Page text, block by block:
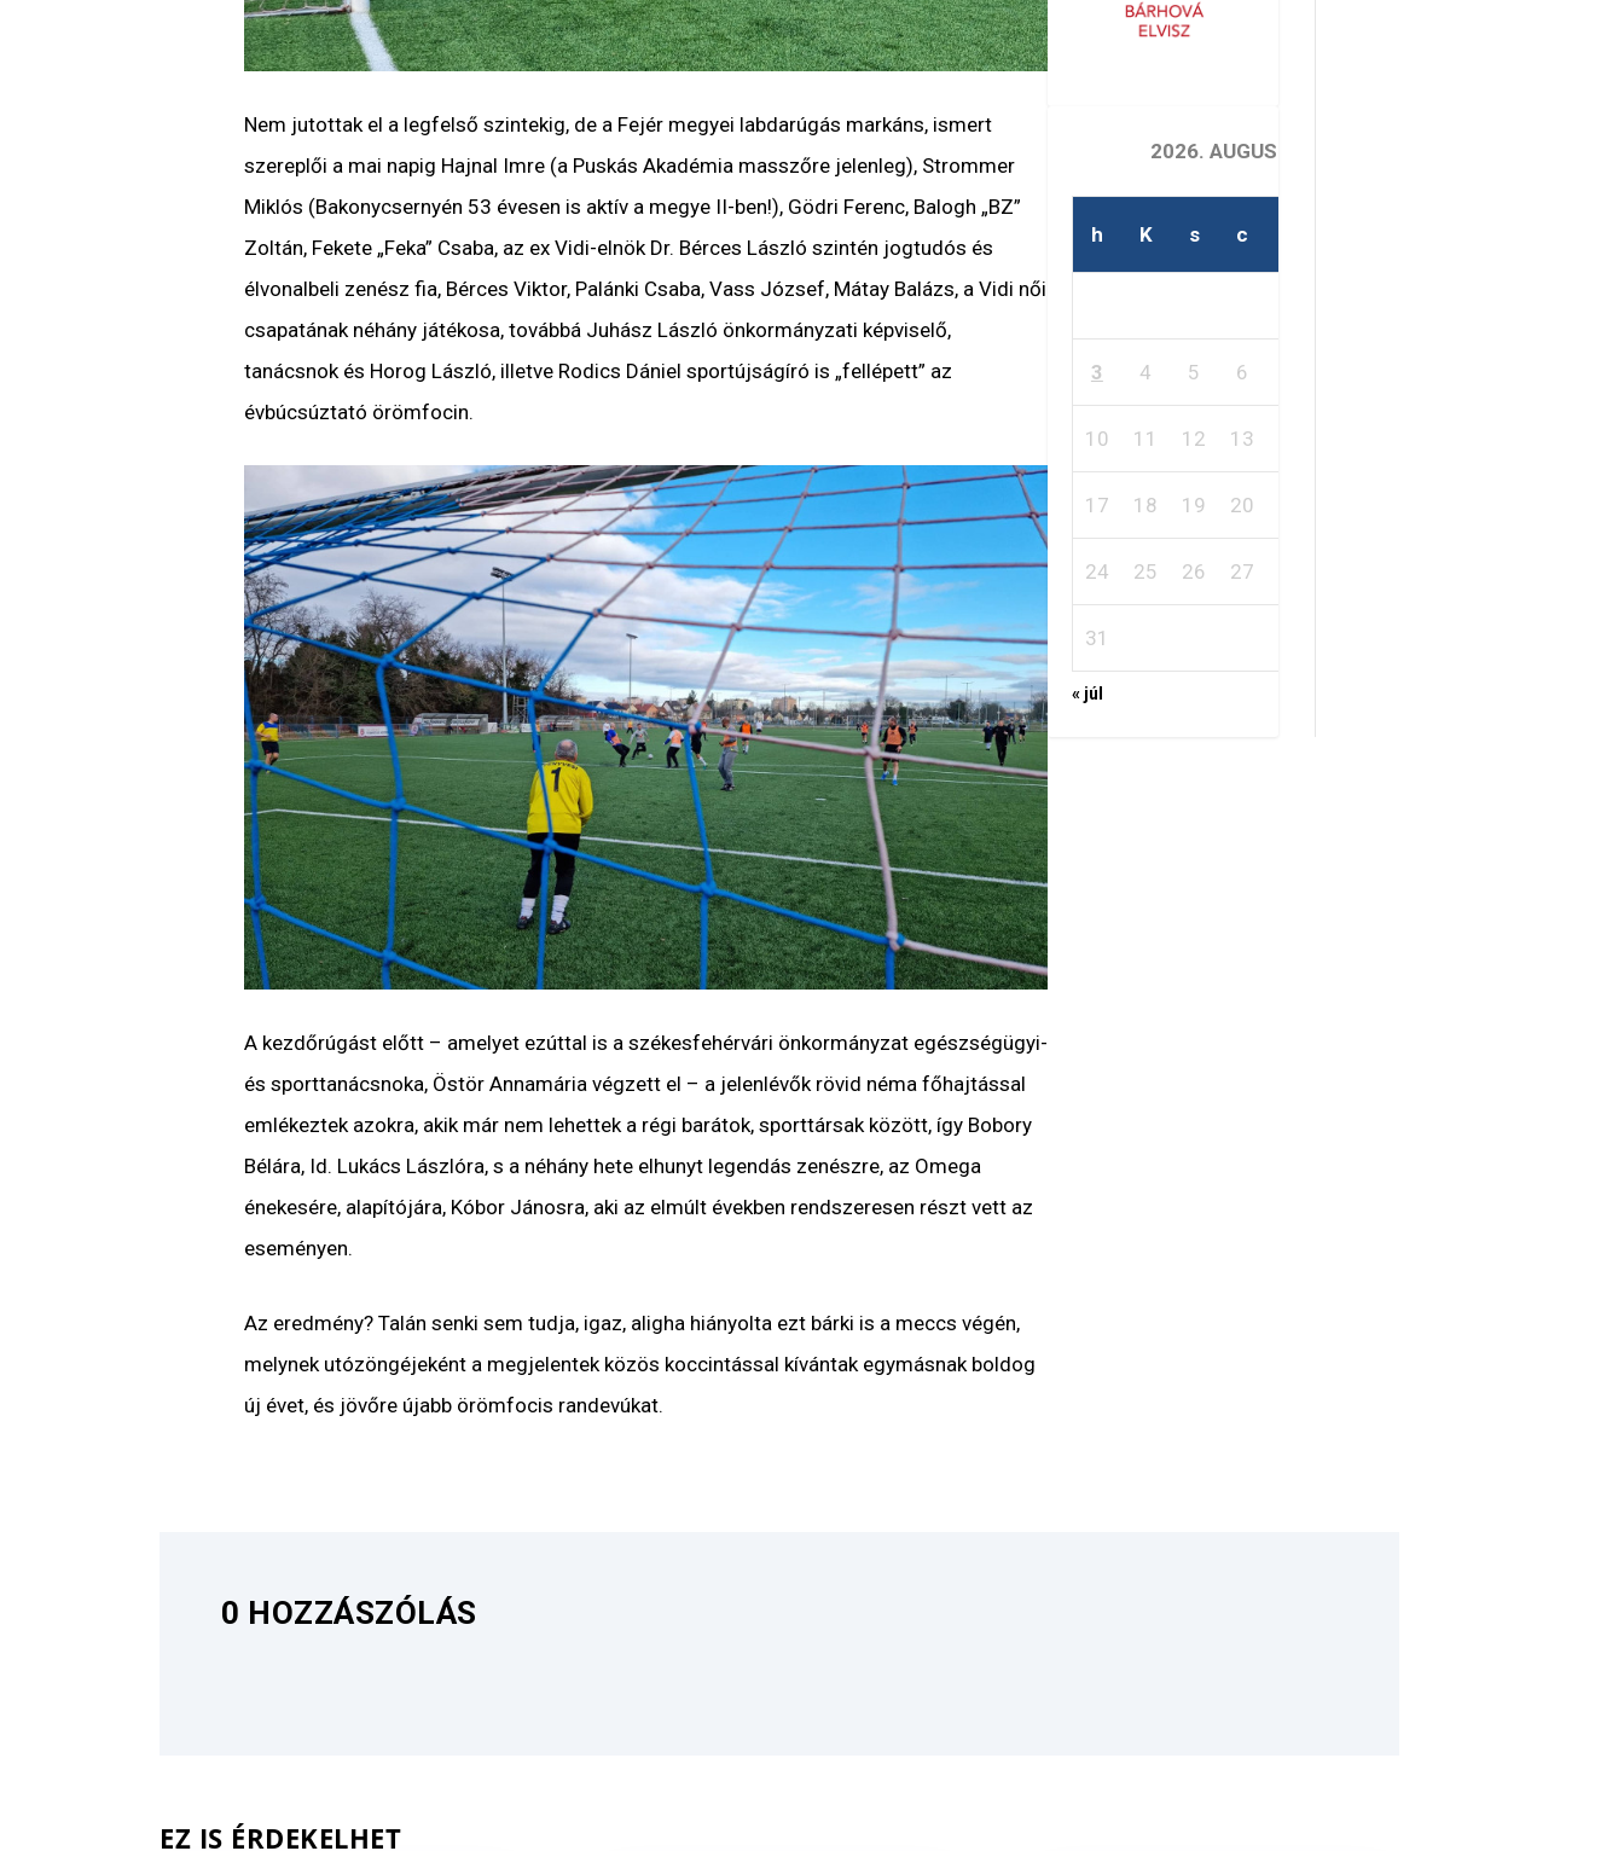
Nem jutottak el a legfelső szintekig, de a Fejér megyei labdarúgás markáns, ismert
szereplői a mai napig Hajnal Imre (a Puskás Akadémia masszőre jelenleg), Strommer
Miklós (Bakonycsernyén 53 évesen is aktív a megye II-ben!), Gödri Ferenc, Balogh „BZ”
Zoltán, Fekete „Feka” Csaba, az ex Vidi-elnök Dr. Bérces László szintén jogtudós és
élvonalbeli zenész fia, Bérces Viktor, Palánki Csaba, Vass József, Mátay Balázs, a Vidi női
csapatának néhány játékosa, továbbá Juhász László önkormányzati képviselő,
tanácsnok és Horog László, illetve Rodics Dániel sportújságíró is „fellépett” az
évbúcsúztató örömfocin.
A kezdőrúgást előtt – amelyet ezúttal is a székesfehérvári önkormányzat egészségügyi-
és sporttanácsnoka, Östör Annamária végzett el – a jelenlévők rövid néma főhajtással
emlékeztek azokra, akik már nem lehettek a régi barátok, sporttársak között, így Bobory
Bélára, Id. Lukács Lászlóra, s a néhány hete elhunyt legendás zenészre, az Omega
énekesére, alapítójára, Kóbor Jánosra, aki az elmúlt években rendszeresen részt vett az
eseményen.
Az eredmény? Talán senki sem tudja, igaz, aligha hiányolta ezt bárki is a meccs végén,
melynek utózöngéjeként a megjelentek közös koccintással kívántak egymásnak boldog
új évet, és jövőre újabb örömfocis randevúkat.
2026. AUGUSZTUS
h K s c
3 4 5 6
10 11 12 13
17 18 19 20
24 25 26 27
31
« júl
0 HOZZÁSZÓLÁS
EZ IS ÉRDEKELHET